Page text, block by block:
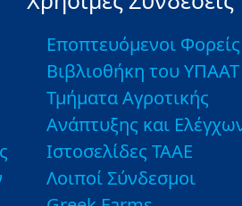
Εποπτευόμενοι Φορείς
Βιβλιοθήκη του ΥΠΑΑΤ
Τμήματα Αγροτικής
Ανάπτυξης και
Ιστοσελίδες ΤΑΑΕ
Λοιποί Σύνδεσμοι